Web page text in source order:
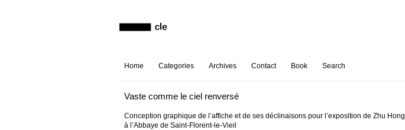
Home Categories Archives Contact Book Search
Vaste comme le ciel renversé
Conception graphique de l’affiche et de ses déclinaisons pour l’exposition de Zhu Hong
à l’Abbaye de Saint-Florent-le-Vieil